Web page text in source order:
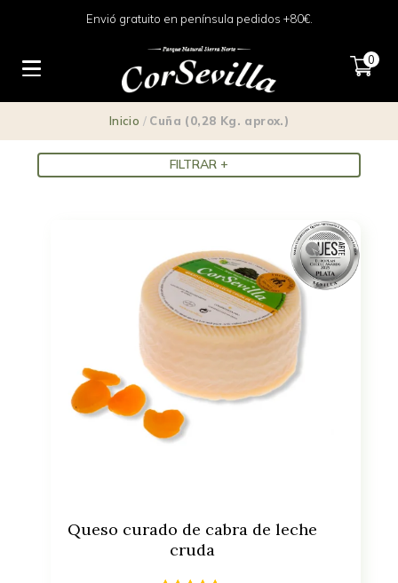
Envió gratuito en península pedidos +80€.
0
Inicio / Cuña (0,28 Kg. aprox.)
Cuña (0,28 Kg. aprox.)
FILTRAR +
38 54 70
Curados
Elaborados con leche cruda
Queso curado de cabra de leche
cruda